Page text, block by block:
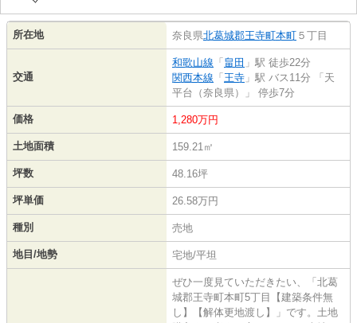
所在地 奈良県北葛城郡王寺町本町 ５丁目
交通
和歌山線 「 畠田 」駅 徒歩22分
関西本線 「 王寺 」駅 バス11分 「天
平台（奈良県）」 停歩7分
価格 1,280万円
土地面積 159.21㎡
坪数 48.16坪
坪単価 26.58万円
種別 売地
地目/地勢 宅地/平坦
ぜひ一度見ていただきたい、「北葛
城郡王寺町本町5丁目【建築条件無
し】【解体更地渡し】」です。土地